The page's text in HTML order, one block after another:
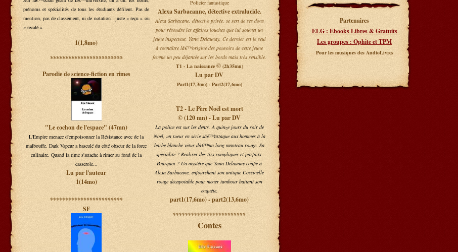
Partenaires
ELG : Ebooks Libres & Gratuits
Les groupes : Ophite et TPM
Pour les musiques des AudioLivres
prénoms et spécialités de tous les étudiants défilent. Pas de
mention, pas de classement, ni de notation : juste « reçu » ou
« recalé ».
1(1,8mo)
************************
Parodie de science-fiction en rimes
"Le cochon de l'espace" (47mn)
L'Empire menace d'empoisonner la Résistance avec de la
malbouffe. Dark Vapeur a basculé du côté obscur de la force
culinaire. Quand la rime s'attache à rimer au fond de la
casserole...
Lu par l'auteur
1(14mo)
************************
SF
Policier fantastique
Alexa Sarbacanne, détective extralucide.
Alexa Sarbacane, détective privée, se sert de ses dons
pour résoudre les affaires louches que lui soumet un
jeune inspecteur, Yann Delaunay. Ce dernier est le seul
à connaître lâ€™origine des pouvoirs de cette jeune
femme un peu déjantée sur les bords mais très sensible.
T1 - La naissance© (2h35mn)
Lu par DV
Part1(17,3mo) - Part2(17,6mo)
T2 - Le Père Noël est mort
© (120 mn) - Lu par DV
La police est sur les dents. A quinze jours du soir de
Noël, un tueur en série sâ€™attaque aux hommes à la
barbe blanche vêtus dâ€™un long manteau rouge. Sa
spécialité ? Réaliser des tirs compliqués et parfaits.
Pourquoi ? Un mystère que Yann Delaunay confie à
Alexa Sarbacane, enfourchant son antique Coccinelle
rouge décapotable pour mener tambour battant son
enquête.
part1(17,6mo) - part2(13,6mo)
************************
Contes